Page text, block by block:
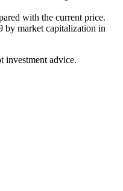
with the current price.
by market capitalization in
investment advice.